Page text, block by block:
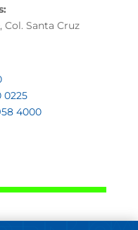
Col. Santa Cruz
0225
4000